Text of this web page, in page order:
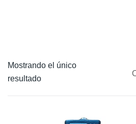
Mostrando el único
resultado